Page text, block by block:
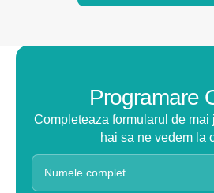
Programare
Completeaza formularul de mai
hai sa ne vedem la